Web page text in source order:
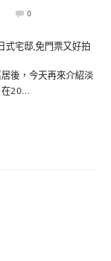
0
後，今天再來介紹淡
在20…